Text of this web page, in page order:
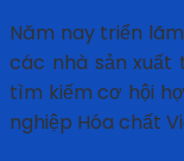
Năm nay triển
các nhà sản xuất
tìm kiếm cơ hội
nghiệp Hóa chất